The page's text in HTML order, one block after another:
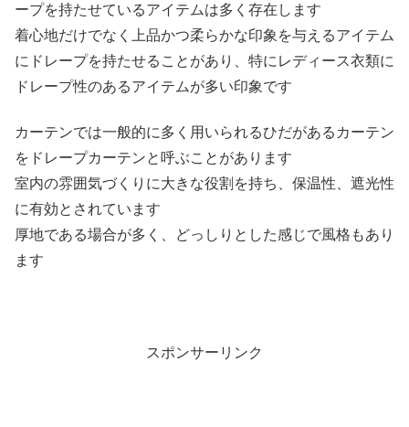
ープを持たせているアイテムは多く存在します
着心地だけでなく上品かつ柔らかな印象を与えるアイテム
にドレープを持たせることがあり、特にレディース衣類に
ドレープ性のあるアイテムが多い印象です
カーテンでは一般的に多く用いられるひだがあるカーテン
をドレープカーテンと呼ぶことがあります
室内の雰囲気づくりに大きな役割を持ち、保温性、遮光性
に有効とされています
厚地である場合が多く、どっしりとした感じで風格もあり
ます
スポンサーリンク